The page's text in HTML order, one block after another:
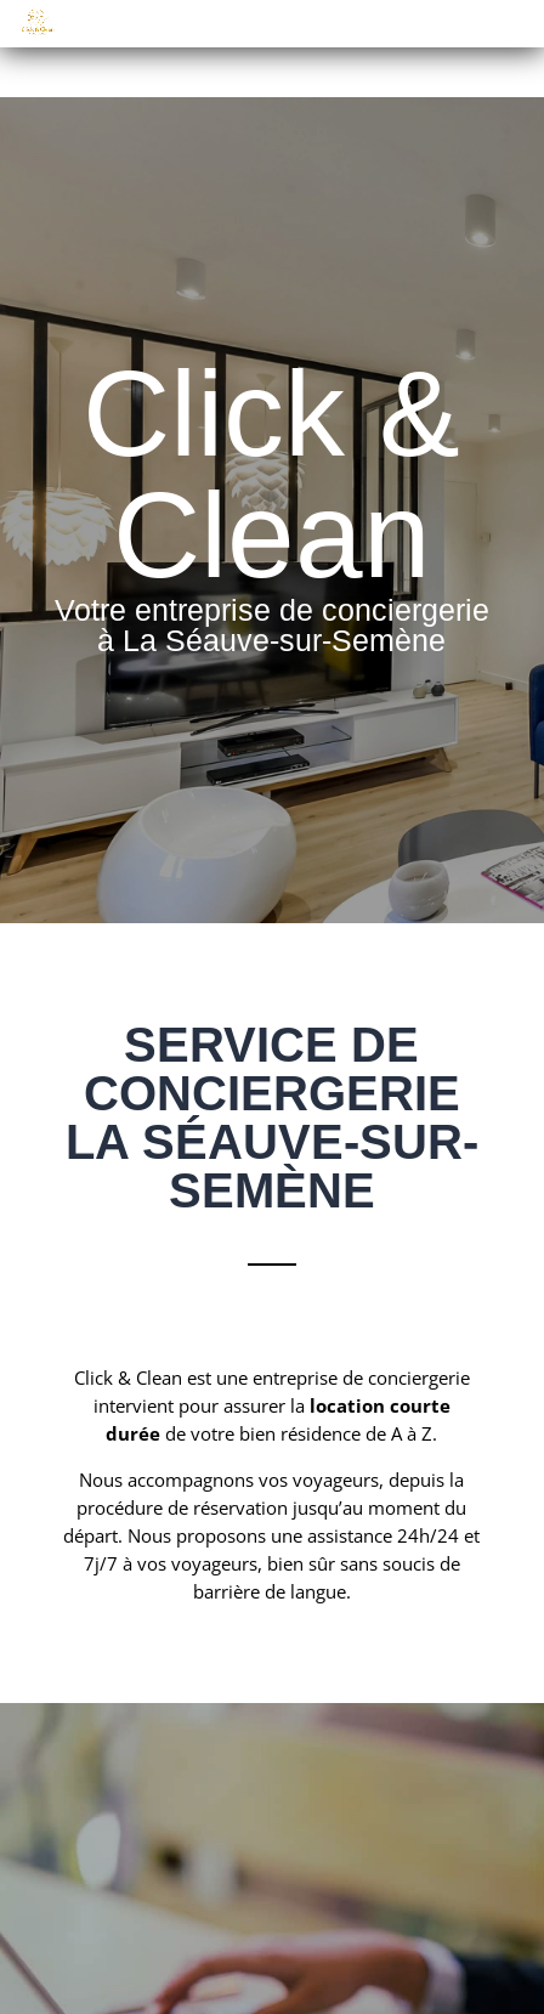
Click &
Clean
Votre entreprise de conciergerie
à La Séauve-sur-Semène
SERVICE DE
CONCIERGERIE
LA SÉAUVE-SUR-
SEMÈNE
Click & Clean est une entreprise de conciergerie
intervient pour assurer la location courte
durée de votre bien résidence de A à Z.
Nous accompagnons vos voyageurs, depuis la
procédure de réservation jusqu’au moment du
départ. Nous proposons une assistance 24h/24 et
7j/7 à vos voyageurs, bien sûr sans soucis de
barrière de langue.